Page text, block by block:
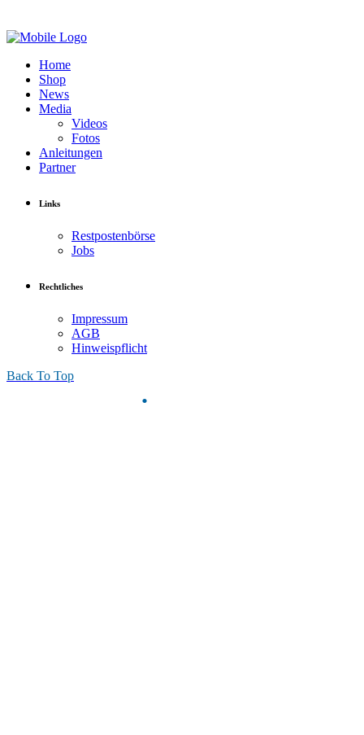
Home
Shop
News
Media
Videos
Fotos
Anleitungen
Partner
Links
Restpostenbörse
Jobs
Rechtliches
Impressum
AGB
Hinweispflicht
Back To Top
.